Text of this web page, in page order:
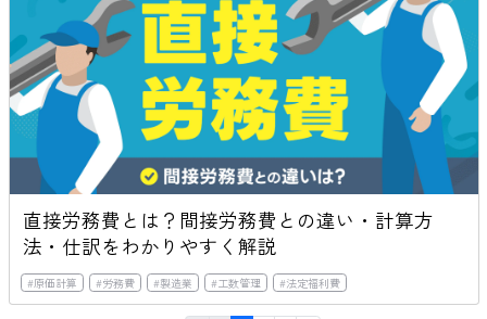
直接労務費とは？間接労務費との違い・計算方
法・仕訳をわかりやすく解説
#原価計算 #労務費 #製造業 #工数管理 #法定福利費